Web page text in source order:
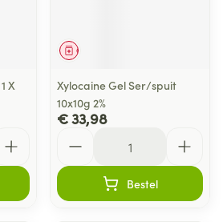
X
Geneesmiddel
Xylocaine Gel Ser/spuit
10x10g 2%
€ 33,98
Bestel